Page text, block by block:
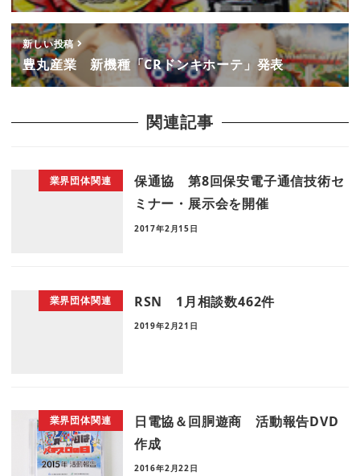
新しい投稿
豊丸産業 新機種「CRドンキホーテ」発表
関連記事
業界団体関連
保通協 第8回保安電子通信技術セ
ミナー・展示会を開催
2017年2月15日
業界団体関連 RSN 1月相談数462件
2019年2月21日
業界団体関連
日電協＆回胴遊商 活動報告DVD
作成
2016年2月22日